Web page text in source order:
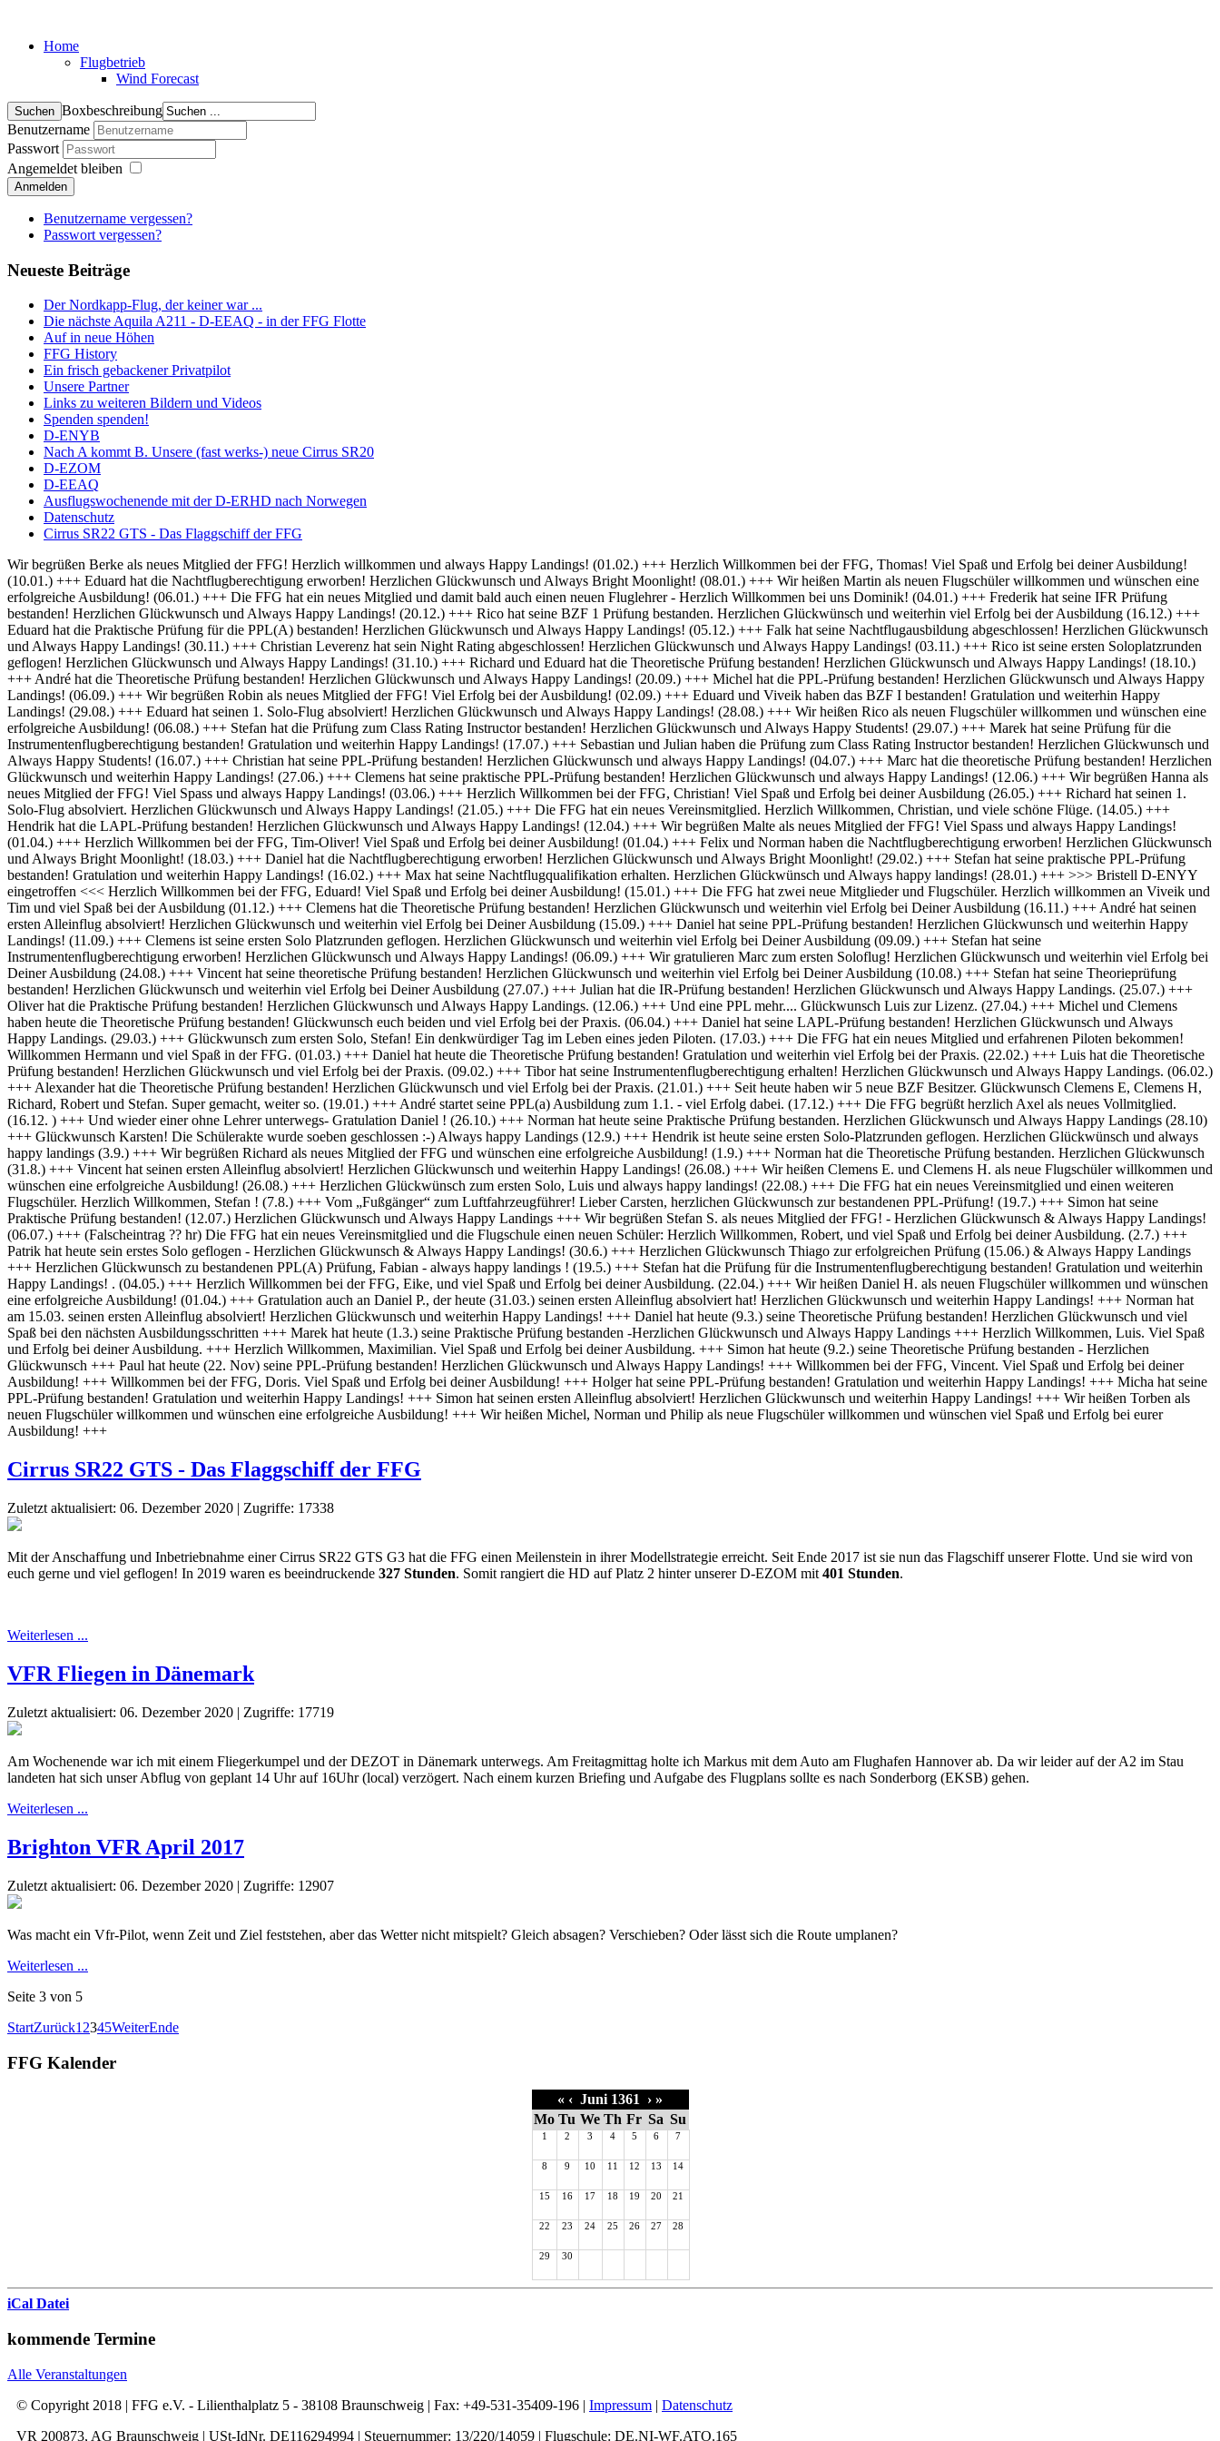
Home
Flugbetrieb
Wind Forecast
Boxbeschreibung
Benutzername
Passwort
Angemeldet bleiben
Anmelden
Benutzername vergessen?
Passwort vergessen?
Neueste Beiträge
Der Nordkapp-Flug, der keiner war ...
Die nächste Aquila A211 - D-EEAQ - in der FFG Flotte
Auf in neue Höhen
FFG History
Ein frisch gebackener Privatpilot
Unsere Partner
Links zu weiteren Bildern und Videos
Spenden spenden!
D-ENYB
Nach A kommt B. Unsere (fast werks-) neue Cirrus SR20
D-EZOM
D-EEAQ
Ausflugswochenende mit der D-ERHD nach Norwegen
Datenschutz
Cirrus SR22 GTS - Das Flaggschiff der FFG
Wir begrüßen Berke als neues Mitglied der FFG! Herzlich willkommen und always Happy Landings! (01.02.) +++ Herzlich Willkommen bei der FFG, Thomas! Viel Spaß und Erfolg bei deiner Ausbildung! (10.01.) +++ Eduard hat die Nachtflugberechtigung erworben! Herzlichen Glückwunsch und Always Bright Moonlight! (08.01.) +++ Wir heißen Martin als neuen Flugschüler willkommen und wünschen eine erfolgreiche Ausbildung! (06.01.) +++ Die FFG hat ein neues Mitglied und damit bald auch einen neuen Fluglehrer - Herzlich Willkommen bei uns Dominik! (04.01.) +++ Frederik hat seine IFR Prüfung bestanden! Herzlichen Glückwunsch und Always Happy Landings! (20.12.) +++ Rico hat seine BZF 1 Prüfung bestanden. Herzlichen Glückwünsch und weiterhin viel Erfolg bei der Ausbildung (16.12.) +++ Eduard hat die Praktische Prüfung für die PPL(A) bestanden! Herzlichen Glückwunsch und Always Happy Landings! (05.12.) +++ Falk hat seine Nachtflugausbildung abgeschlossen! Herzlichen Glückwunsch und Always Happy Landings! (30.11.) +++ Christian Leverenz hat sein Night Rating abgeschlossen! Herzlichen Glückwunsch und Always Happy Landings! (03.11.) +++ Rico ist seine ersten Soloplatzrunden geflogen! Herzlichen Glückwunsch und Always Happy Landings! (31.10.) +++ Richard und Eduard hat die Theoretische Prüfung bestanden! Herzlichen Glückwunsch und Always Happy Landings! (18.10.) +++ André hat die Theoretische Prüfung bestanden! Herzlichen Glückwunsch und Always Happy Landings! (20.09.) +++ Michel hat die PPL-Prüfung bestanden! Herzlichen Glückwunsch und Always Happy Landings! (06.09.) +++ Wir begrüßen Robin als neues Mitglied der FFG! Viel Erfolg bei der Ausbildung! (02.09.) +++ Eduard und Viveik haben das BZF I bestanden! Gratulation und weiterhin Happy Landings! (29.08.) +++ Eduard hat seinen 1. Solo-Flug absolviert! Herzlichen Glückwunsch und Always Happy Landings! (28.08.) +++ Wir heißen Rico als neuen Flugschüler willkommen und wünschen eine erfolgreiche Ausbildung! (06.08.) +++ Stefan hat die Prüfung zum Class Rating Instructor bestanden! Herzlichen Glückwunsch und Always Happy Students! (29.07.) +++ Marek hat seine Prüfung für die Instrumentenflugberechtigung bestanden! Gratulation und weiterhin Happy Landings! (17.07.) +++ Sebastian und Julian haben die Prüfung zum Class Rating Instructor bestanden! Herzlichen Glückwunsch und Always Happy Students! (16.07.) +++ Christian hat seine PPL-Prüfung bestanden! Herzlichen Glückwunsch und always Happy Landings! (04.07.) +++ Marc hat die theoretische Prüfung bestanden! Herzlichen Glückwunsch und weiterhin Happy Landings! (27.06.) +++ Clemens hat seine praktische PPL-Prüfung bestanden! Herzlichen Glückwunsch und always Happy Landings! (12.06.) +++ Wir begrüßen Hanna als neues Mitglied der FFG! Viel Spass und always Happy Landings! (03.06.) +++ Herzlich Willkommen bei der FFG, Christian! Viel Spaß und Erfolg bei deiner Ausbildung (26.05.) +++ Richard hat seinen 1. Solo-Flug absolviert. Herzlichen Glückwunsch und Always Happy Landings! (21.05.) +++ Die FFG hat ein neues Vereinsmitglied. Herzlich Willkommen, Christian, und viele schöne Flüge. (14.05.) +++ Hendrik hat die LAPL-Prüfung bestanden! Herzlichen Glückwunsch und Always Happy Landings! (12.04.) +++ Wir begrüßen Malte als neues Mitglied der FFG! Viel Spass und always Happy Landings! (01.04.) +++ Herzlich Willkommen bei der FFG, Tim-Oliver! Viel Spaß und Erfolg bei deiner Ausbildung! (01.04.) +++ Felix und Norman haben die Nachtflugberechtigung erworben! Herzlichen Glückwunsch und Always Bright Moonlight! (18.03.) +++ Daniel hat die Nachtflugberechtigung erworben! Herzlichen Glückwunsch und Always Bright Moonlight! (29.02.) +++ Stefan hat seine praktische PPL-Prüfung bestanden! Gratulation und weiterhin Happy Landings! (16.02.) +++ Max hat seine Nachtflugqualifikation erhalten. Herzlichen Glückwünsch und Always happy landings! (28.01.) +++ >>> Bristell D-ENYY eingetroffen <<< Herzlich Willkommen bei der FFG, Eduard! Viel Spaß und Erfolg bei deiner Ausbildung! (15.01.) +++ Die FFG hat zwei neue Mitglieder und Flugschüler. Herzlich willkommen an Viveik und Tim und viel Spaß bei der Ausbildung (01.12.) +++ Clemens hat die Theoretische Prüfung bestanden! Herzlichen Glückwunsch und weiterhin viel Erfolg bei Deiner Ausbildung (16.11.) +++ André hat seinen ersten Alleinflug absolviert! Herzlichen Glückwunsch und weiterhin viel Erfolg bei Deiner Ausbildung (15.09.) +++ Daniel hat seine PPL-Prüfung bestanden! Herzlichen Glückwunsch und weiterhin Happy Landings! (11.09.) +++ Clemens ist seine ersten Solo Platzrunden geflogen. Herzlichen Glückwunsch und weiterhin viel Erfolg bei Deiner Ausbildung (09.09.) +++ Stefan hat seine Instrumentenflugberechtigung erworben! Herzlichen Glückwunsch und Always Happy Landings! (06.09.) +++ Wir gratulieren Marc zum ersten Soloflug! Herzlichen Glückwunsch und weiterhin viel Erfolg bei Deiner Ausbildung (24.08.) +++ Vincent hat seine theoretische Prüfung bestanden! Herzlichen Glückwunsch und weiterhin viel Erfolg bei Deiner Ausbildung (10.08.) +++ Stefan hat seine Theorieprüfung bestanden! Herzlichen Glückwunsch und weiterhin viel Erfolg bei Deiner Ausbildung (27.07.) +++ Julian hat die IR-Prüfung bestanden! Herzlichen Glückwunsch und Always Happy Landings. (25.07.) +++ Oliver hat die Praktische Prüfung bestanden! Herzlichen Glückwunsch und Always Happy Landings. (12.06.) +++ Und eine PPL mehr.... Glückwunsch Luis zur Lizenz. (27.04.) +++ Michel und Clemens haben heute die Theoretische Prüfung bestanden! Glückwunsch euch beiden und viel Erfolg bei der Praxis. (06.04.) +++ Daniel hat seine LAPL-Prüfung bestanden! Herzlichen Glückwunsch und Always Happy Landings. (29.03.) +++ Glückwunsch zum ersten Solo, Stefan! Ein denkwürdiger Tag im Leben eines jeden Piloten. (17.03.) +++ Die FFG hat ein neues Mitglied und erfahrenen Piloten bekommen! Willkommen Hermann und viel Spaß in der FFG. (01.03.) +++ Daniel hat heute die Theoretische Prüfung bestanden! Gratulation und weiterhin viel Erfolg bei der Praxis. (22.02.) +++ Luis hat die Theoretische Prüfung bestanden! Herzlichen Glückwunsch und viel Erfolg bei der Praxis. (09.02.) +++ Tibor hat seine Instrumentenflugberechtigung erhalten! Herzlichen Glückwunsch und Always Happy Landings. (06.02.) +++ Alexander hat die Theoretische Prüfung bestanden! Herzlichen Glückwunsch und viel Erfolg bei der Praxis. (21.01.) +++ Seit heute haben wir 5 neue BZF Besitzer. Glückwunsch Clemens E, Clemens H, Richard, Robert und Stefan. Super gemacht, weiter so. (19.01.) +++ André startet seine PPL(a) Ausbildung zum 1.1. - viel Erfolg dabei. (17.12.) +++ Die FFG begrüßt herzlich Axel als neues Vollmitglied. (16.12. ) +++ Und wieder einer ohne Lehrer unterwegs- Gratulation Daniel ! (26.10.) +++ Norman hat heute seine Praktische Prüfung bestanden. Herzlichen Glückwunsch und Always Happy Landings (28.10) +++ Glückwunsch Karsten! Die Schülerakte wurde soeben geschlossen :-) Always happy Landings (12.9.) +++ Hendrik ist heute seine ersten Solo-Platzrunden geflogen. Herzlichen Glückwünsch und always happy landings (3.9.) +++ Wir begrüßen Richard als neues Mitglied der FFG und wünschen eine erfolgreiche Ausbildung! (1.9.) +++ Norman hat die Theoretische Prüfung bestanden. Herzlichen Glückwunsch (31.8.) +++ Vincent hat seinen ersten Alleinflug absolviert! Herzlichen Glückwunsch und weiterhin Happy Landings! (26.08.) +++ Wir heißen Clemens E. und Clemens H. als neue Flugschüler willkommen und wünschen eine erfolgreiche Ausbildung! (26.08.) +++ Herzlichen Glückwünsch zum ersten Solo, Luis und always happy landings! (22.08.) +++ Die FFG hat ein neues Vereinsmitglied und einen weiteren Flugschüler. Herzlich Willkommen, Stefan ! (7.8.) +++ Vom „Fußgänger“ zum Luftfahrzeugführer! Lieber Carsten, herzlichen Glückwunsch zur bestandenen PPL-Prüfung! (19.7.) +++ Simon hat seine Praktische Prüfung bestanden! (12.07.) Herzlichen Glückwunsch und Always Happy Landings +++ Wir begrüßen Stefan S. als neues Mitglied der FFG! - Herzlichen Glückwunsch & Always Happy Landings! (06.07.) +++ (Falscheintrag ?? hr) Die FFG hat ein neues Vereinsmitglied und die Flugschule einen neuen Schüler: Herzlich Willkommen, Robert, und viel Spaß und Erfolg bei deiner Ausbildung. (2.7.) +++ Patrik hat heute sein erstes Solo geflogen - Herzlichen Glückwunsch & Always Happy Landings! (30.6.) +++ Herzlichen Glückwunsch Thiago zur erfolgreichen Prüfung (15.06.) & Always Happy Landings +++ Herzlichen Glückwunsch zu bestandenen PPL(A) Prüfung, Fabian - always happy landings ! (19.5.) +++ Stefan hat die Prüfung für die Instrumentenflugberechtigung bestanden! Gratulation und weiterhin Happy Landings! . (04.05.) +++ Herzlich Willkommen bei der FFG, Eike, und viel Spaß und Erfolg bei deiner Ausbildung. (22.04.) +++ Wir heißen Daniel H. als neuen Flugschüler willkommen und wünschen eine erfolgreiche Ausbildung! (01.04.) +++ Gratulation auch an Daniel P., der heute (31.03.) seinen ersten Alleinflug absolviert hat! Herzlichen Glückwunsch und weiterhin Happy Landings! +++ Norman hat am 15.03. seinen ersten Alleinflug absolviert! Herzlichen Glückwunsch und weiterhin Happy Landings! +++ Daniel hat heute (9.3.) seine Theoretische Prüfung bestanden! Herzlichen Glückwunsch und viel Spaß bei den nächsten Ausbildungsschritten +++ Marek hat heute (1.3.) seine Praktische Prüfung bestanden -Herzlichen Glückwunsch und Always Happy Landings +++ Herzlich Willkommen, Luis. Viel Spaß und Erfolg bei deiner Ausbildung. +++ Herzlich Willkommen, Maximilian. Viel Spaß und Erfolg bei deiner Ausbildung. +++ Simon hat heute (9.2.) seine Theoretische Prüfung bestanden - Herzlichen Glückwunsch +++ Paul hat heute (22. Nov) seine PPL-Prüfung bestanden! Herzlichen Glückwunsch und Always Happy Landings! +++ Willkommen bei der FFG, Vincent. Viel Spaß und Erfolg bei deiner Ausbildung! +++ Willkommen bei der FFG, Doris. Viel Spaß und Erfolg bei deiner Ausbildung! +++ Holger hat seine PPL-Prüfung bestanden! Gratulation und weiterhin Happy Landings! +++ Micha hat seine PPL
Cirrus SR22 GTS - Das Flaggschiff der FFG
Zuletzt aktualisiert: 06. Dezember 2020 | Zugriffe: 17338
Mit der Anschaffung und Inbetriebnahme einer Cirrus SR22 GTS G3 hat die FFG einen Meilenstein in ihrer Modellstrategie erreicht. Seit Ende 2017 ist sie nun das Flagschiff unserer Flotte. Und sie wird von
euch gerne und viel geflogen! In 2019 waren es beeindruckende 327 Stunden. Somit rangiert die HD auf Platz 2 hinter unserer D-EZOM mit 401 Stunden.
Weiterlesen ...
VFR Fliegen in Dänemark
Zuletzt aktualisiert: 06. Dezember 2020 | Zugriffe: 17719
Am Wochenende war ich mit einem Fliegerkumpel und der DEZOT in Dänemark unterwegs. Am Freitagmittag holte ich Markus mit dem Auto am Flughafen Hannover ab. Da wir leider auf der A2 im Stau
landeten hat sich unser Abflug von geplant 14 Uhr auf 16Uhr (local) verzögert. Nach einem kurzen Briefing und Aufgabe des Flugplans sollte es nach Sonderborg (EKSB) gehen.
Weiterlesen ...
Brighton VFR April 2017
Zuletzt aktualisiert: 06. Dezember 2020 | Zugriffe: 12907
Was macht ein Vfr-Pilot, wenn Zeit und Ziel feststehen, aber das Wetter nicht mitspielt? Gleich absagen? Verschieben? Oder lässt sich die Route umplanen?
Weiterlesen ...
Seite 3 von 5
StartZurück1 2345WeiterEnde
FFG Kalender
« ‹ Juni 1361 › »
Mo Tu We Th Fr Sa Su
1 2 3 4 5 6 7
8 9 10 11 12 13 14
15 16 17 18 19 20 21
22 23 24 25 26 27 28
29 30
iCal Datei
kommende Termine
Alle Veranstaltungen
© Copyright 2018 | FFG e.V. - Lilienthalplatz 5 - 38108 Braunschweig | Fax: +49-531-35409-196 | Impressum | Datenschutz
VR 200873, AG Braunschweig | USt-IdNr. DE116294994 | Steuernummer: 13/220/14059 | Flugschule: DE.NI-WF.ATO.165